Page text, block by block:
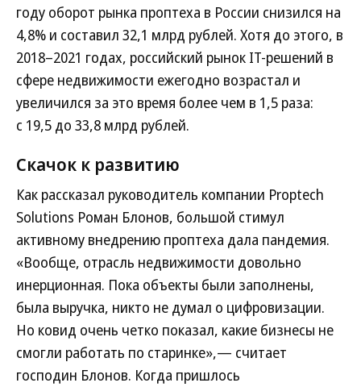
году оборот рынка проптеха в России снизился на
4,8% и составил 32,1 млрд рублей. Хотя до этого, в
2018–2021 годах, российский рынок IT-решений в
сфере недвижимости ежегодно возрастал и
увеличился за это время более чем в 1,5 раза:
с 19,5 до 33,8 млрд рублей.
Скачок к развитию
Как рассказал руководитель компании Proptech
Solutions Роман Блонов, большой стимул
активному внедрению проптеха дала пандемия.
«Вообще, отрасль недвижимости довольно
инерционная. Пока объекты были заполнены,
была выручка, никто не думал о цифровизации.
Но ковид очень четко показал, какие бизнесы не
смогли работать по старинке»,— считает
господин Блонов. Когда пришлось